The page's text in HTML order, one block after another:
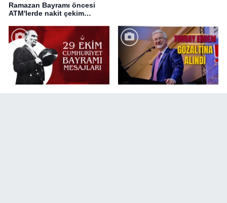
Ramazan Bayramı öncesi
ATM'lerde nakit çekim